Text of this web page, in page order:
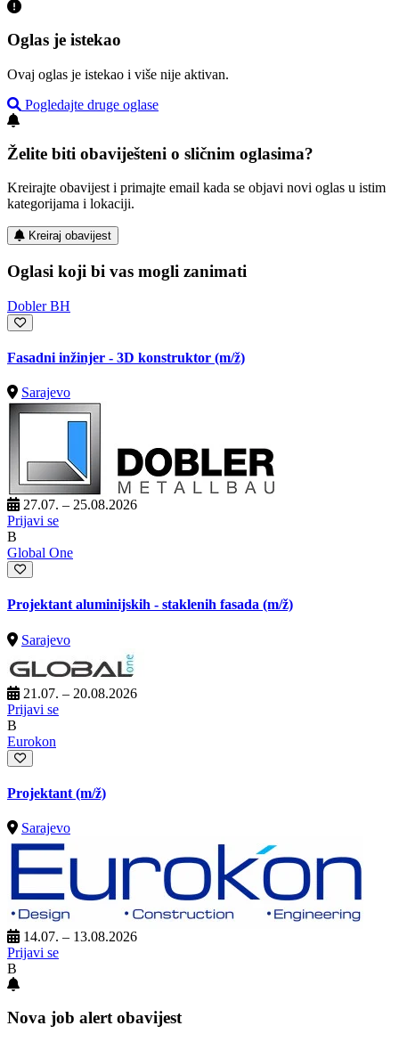
Oglas je istekao
Ovaj oglas je istekao i više nije aktivan.
Pogledajte druge oglase
Želite biti obaviješteni o sličnim oglasima?
Kreirajte obavijest i primajte email kada se objavi novi oglas u istim
kategorijama i lokaciji.
Kreiraj obavijest
Oglasi koji bi vas mogli zanimati
Dobler BH
Fasadni inžinjer - 3D konstruktor (m/ž)
Sarajevo
27.07. – 25.08.2026
Prijavi se
B
Global One
Projektant aluminijskih - staklenih fasada (m/ž)
Sarajevo
21.07. – 20.08.2026
Prijavi se
B
Eurokon
Projektant (m/ž)
Sarajevo
14.07. – 13.08.2026
Prijavi se
B
Nova job alert obavijest